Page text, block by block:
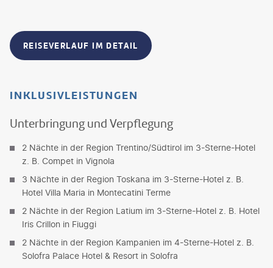
REISEVERLAUF IM DETAIL
INKLUSIVLEISTUNGEN
Unterbringung und Verpflegung
2 Nächte in der Region Trentino/Südtirol im 3-Sterne-Hotel
z. B. Compet in Vignola
3 Nächte in der Region Toskana im 3-Sterne-Hotel z. B.
Hotel Villa Maria in Montecatini Terme
2 Nächte in der Region Latium im 3-Sterne-Hotel z. B. Hotel
Iris Crillon in Fiuggi
2 Nächte in der Region Kampanien im 4-Sterne-Hotel z. B.
Solofra Palace Hotel & Resort in Solofra